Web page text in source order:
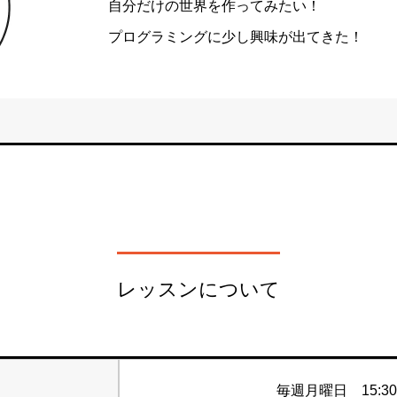
自分だけの世界を作ってみたい！
プログラミングに少し興味が出てきた！
レッスンについて
毎週月曜日